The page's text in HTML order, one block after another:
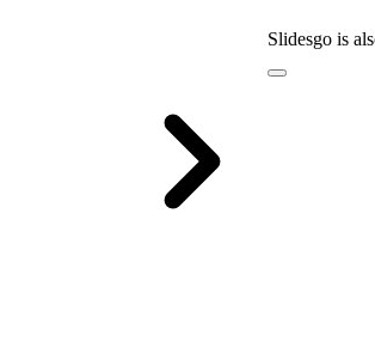
Slidesgo is